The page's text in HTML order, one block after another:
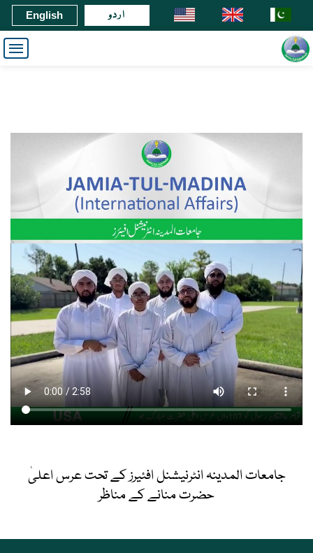
اردو English
جامعات المدینہ انٹرنیشنل افئیرز کے تحت عرس اعلیٰ
حضرت منانے کے مناظر